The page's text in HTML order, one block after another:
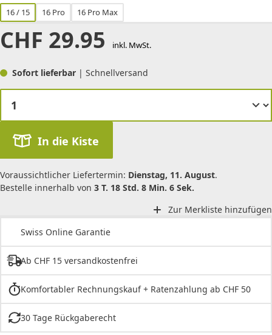
16 / 15 16 Pro 16 Pro Max
CHF 29.95 inkl. MwSt.
Sofort lieferbar | Schnellversand
In die Kiste
Voraussichtlicher Liefertermin: Dienstag, 11. August.
Bestelle innerhalb von 3 T. 18 Std. 8 Min. 6 Sek.
Zur Merkliste hinzufügen
Swiss Online Garantie
Ab CHF 15 versandkostenfrei
Komfortabler Rechnungskauf + Ratenzahlung ab CHF 50
30 Tage Rückgaberecht